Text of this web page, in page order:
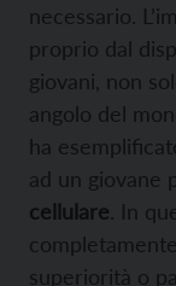
necessario.
proprio dal
giovani, non
angolo del
ha
ad un giovane
cellulare. In
superiorità o